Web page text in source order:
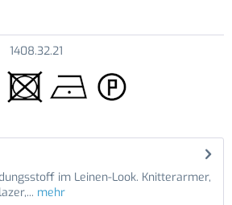
1408.32.21
im Leinen-Look. Knitterarmer,
mehr